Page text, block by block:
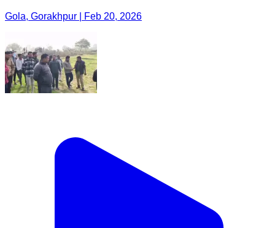
Gola, Gorakhpur | Feb 20, 2026